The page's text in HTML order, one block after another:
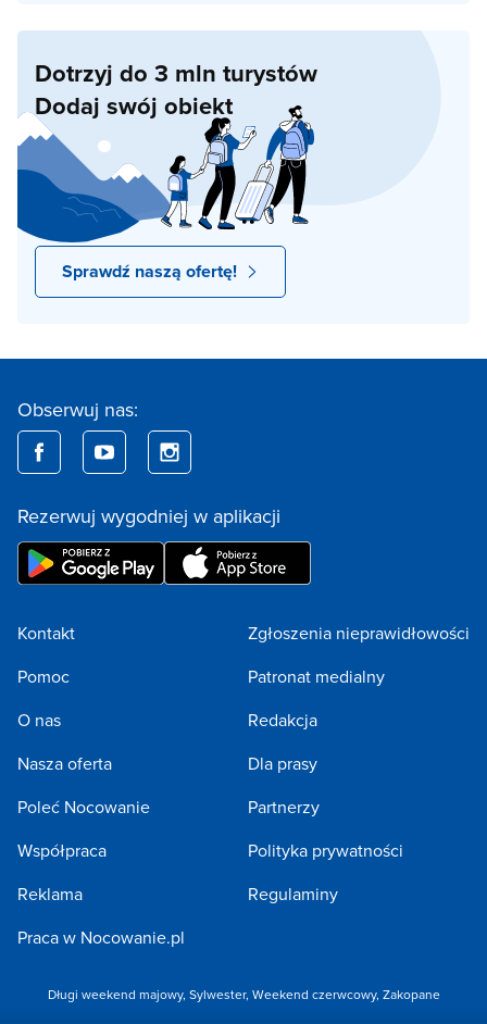
Dotrzyj do 3 mln turystów
Dodaj swój obiekt
Sprawdź naszą ofertę!
Obserwuj nas:
Rezerwuj wygodniej w aplikacji
Kontakt
Pomoc
O nas
Nasza oferta
Poleć Nocowanie
Współpraca
Reklama
Praca w Nocowanie.pl
Zgłoszenia nieprawidłowości
Patronat medialny
Redakcja
Dla prasy
Partnerzy
Polityka prywatności
Regulaminy
Długi weekend majowy, Sylwester, Weekend czerwcowy, Zakopane